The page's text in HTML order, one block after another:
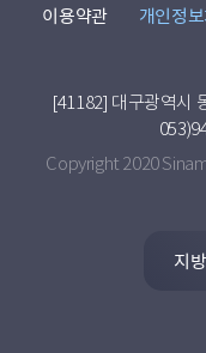
이용약관 개인정
[41182] 대구광역시
Copyright 2020
지